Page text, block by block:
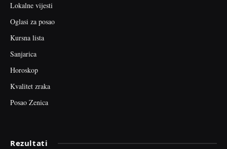
Lokalne vijesti
Oglasi za posao
Kursna lista
Sanjarica
Horoskop
Kvalitet zraka
Posao Zenica
Rezultati